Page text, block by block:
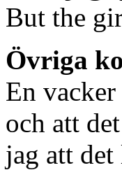
But the
Övriga
En
och att
jag att